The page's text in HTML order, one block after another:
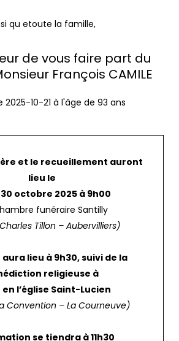
qu etoute la famille,
de vous faire part du
François CAMILE
2025-10-21 à l'âge de 93 ans
et le recueillement auront
lieu le
octobre 2025 à 9h00
funéraire Santilly
Tillon – Aubervilliers)
lieu à 9h30, suivi de la
religieuse à
en l’église Saint-Lucien
Convention – La Courneuve)
se tiendra à 11h30